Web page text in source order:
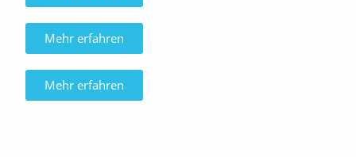
Mehr erfahren
Mehr erfahren